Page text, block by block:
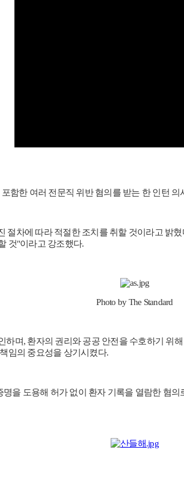
함한 여러 전문직 위반 혐의를 받는 한 인턴
차에 따라 적절한 조치를 취할 것이라고 밝
것"이라고 강조했다.
Photo by The Standard
며, 환자의 권리와 공공 안전을 수호하기
임의 중요성을 상기시켰다.
을 도용해 허가 없이 환자 기록을 열람한 혐